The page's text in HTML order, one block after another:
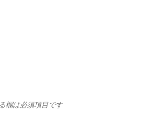
欄は必須項目です